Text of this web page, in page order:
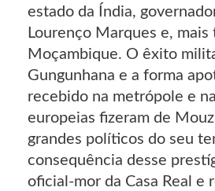
estado da Índia,
Lourenço Marques e, mais
Moçambique. O êxito
Gungunhana e a forma
recebido na metrópole e
europeias fizeram de
grandes políticos do seu
consequência desse
oficial-mor da Casa Real e